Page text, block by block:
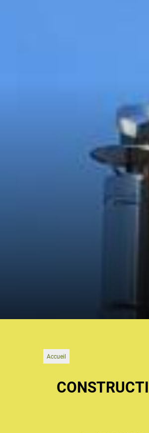
Accueil